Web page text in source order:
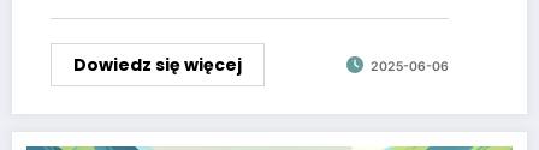
Dowiedz się więcej 2025-06-06